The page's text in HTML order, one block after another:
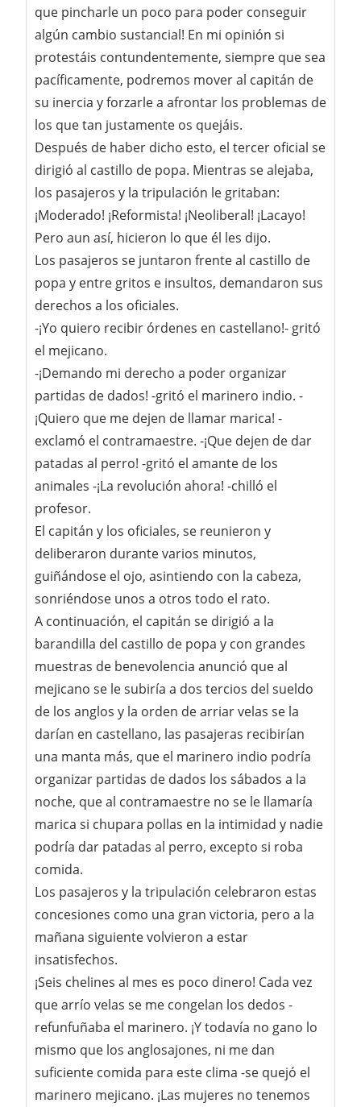
que pincharle un poco para poder conseguir
algún cambio sustancial! En mi opinión si
protestáis contundentemente, siempre que sea
pacíficamente, podremos mover al capitán de
su inercia y forzarle a afrontar los problemas de
los que tan justamente os quejáis.
Después de haber dicho esto, el tercer oficial se
dirigió al castillo de popa. Mientras se alejaba,
los pasajeros y la tripulación le gritaban:
¡Moderado! ¡Reformista! ¡Neoliberal! ¡Lacayo!
Pero aun así, hicieron lo que él les dijo.
Los pasajeros se juntaron frente al castillo de
popa y entre gritos e insultos, demandaron sus
derechos a los oficiales.
-¡Yo quiero recibir órdenes en castellano!- gritó
el mejicano.
-¡Demando mi derecho a poder organizar
partidas de dados! -gritó el marinero indio. -
¡Quiero que me dejen de llamar marica! -
exclamó el contramaestre. -¡Que dejen de dar
patadas al perro! -gritó el amante de los
animales -¡La revolución ahora! -chilló el
profesor.
El capitán y los oficiales, se reunieron y
deliberaron durante varios minutos,
guiñándose el ojo, asintiendo con la cabeza,
sonriéndose unos a otros todo el rato.
A continuación, el capitán se dirigió a la
barandilla del castillo de popa y con grandes
muestras de benevolencia anunció que al
mejicano se le subiría a dos tercios del sueldo
de los anglos y la orden de arriar velas se la
darían en castellano, las pasajeras recibirían
una manta más, que el marinero indio podría
organizar partidas de dados los sábados a la
noche, que al contramaestre no se le llamaría
marica si chupara pollas en la intimidad y nadie
podría dar patadas al perro, excepto si roba
comida.
Los pasajeros y la tripulación celebraron estas
concesiones como una gran victoria, pero a la
mañana siguiente volvieron a estar
insatisfechos.
¡Seis chelines al mes es poco dinero! Cada vez
que arrío velas se me congelan los dedos -
refunfuñaba el marinero. ¡Y todavía no gano lo
mismo que los anglosajones, ni me dan
suficiente comida para este clima -se quejó el
marinero mejicano. ¡Las mujeres no tenemos